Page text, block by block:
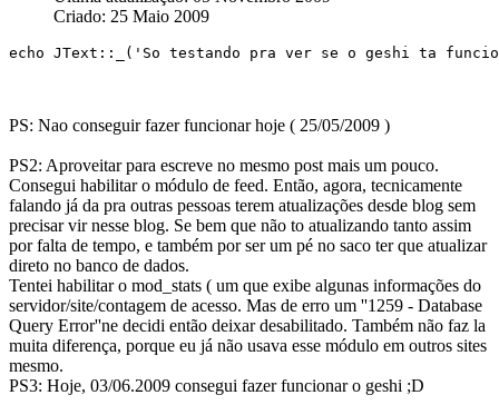
Criado: 25 Maio 2009
echo JText::_('So testando pra ver se o geshi ta
PS: Nao conseguir fazer funcionar hoje ( 25/05/2009 )
PS2: Aproveitar para escreve no mesmo post mais um pouco.
Consegui habilitar o módulo de feed. Então, agora, tecnicamente
falando já da pra outras pessoas terem atualizações desde blog sem
precisar vir nesse blog. Se bem que não to atualizando tanto assim
por falta de tempo, e também por ser um pé no saco ter que atualizar
direto no banco de dados.
Tentei habilitar o mod_stats ( um que exibe algunas informações do
servidor/site/contagem de acesso. Mas de erro um ''1259 - Database
Query Error''ne decidi então deixar desabilitado. Também não faz la
muita diferença, porque eu já não usava esse módulo em outros sites
mesmo.
PS3: Hoje, 03/06.2009 consegui fazer funcionar o geshi ;D